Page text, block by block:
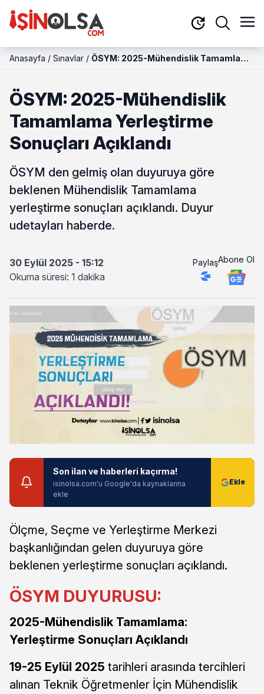
Anasayfa / Sınavlar / ÖSYM: 2025-Mühendislik Tamamlama
ÖSYM: 2025-Mühendislik
Tamamlama Yerleştirme
Sonuçları Açıklandı
ÖSYM den gelmiş olan duyuruya göre
beklenen Mühendislik Tamamlama
yerleştirme sonuçları açıklandı. Duyur
udetayları haberde.
30 Eylül 2025 - 15:12
Okuma süresi: 1 dakika
PaylaşAbone Ol
Son ilan ve haberleri kaçırma!
isinolsa.com'u Google'da kaynaklarına
ekle
Ölçme, Seçme ve Yerleştirme Merkezi
başkanlığından gelen duyuruya göre
beklenen yerleştirme sonuçları açıklandı.
ÖSYM DUYURUSU:
2025-Mühendislik Tamamlama:
Yerleştirme Sonuçları Açıklandı
19-25 Eylül 2025 tarihleri arasında tercihleri
alınan Teknik Öğretmenler İçin Mühendislik